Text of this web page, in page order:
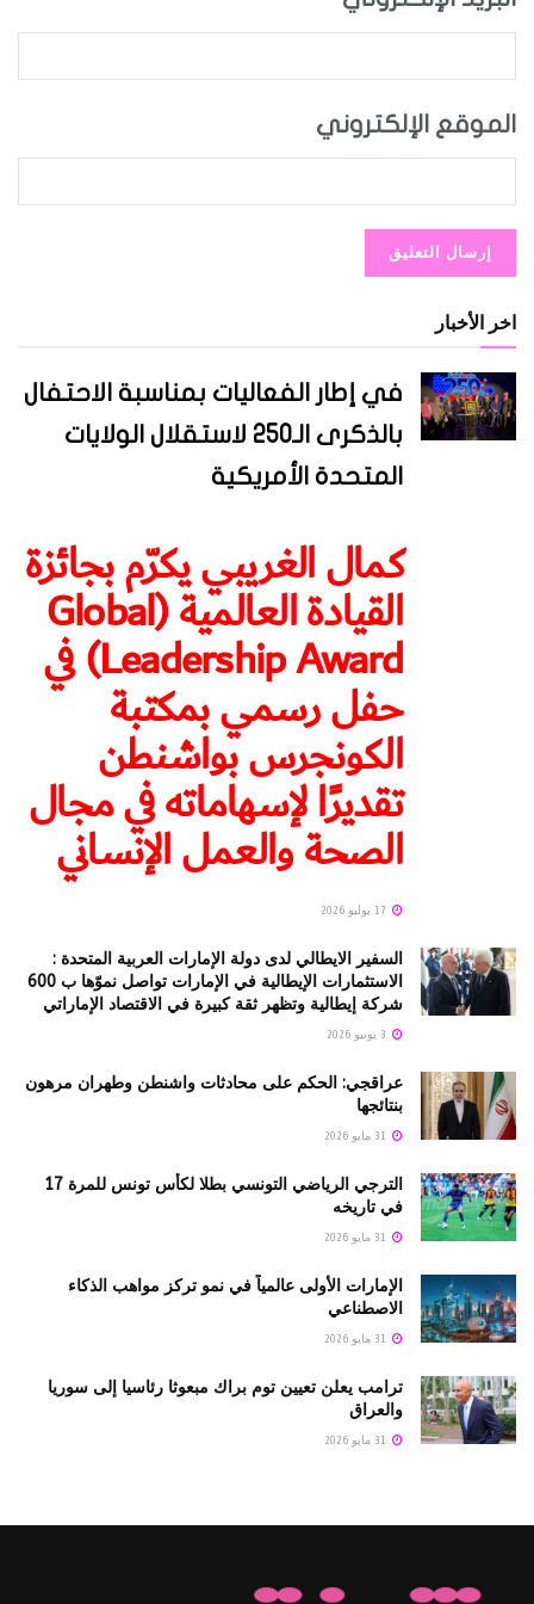
الإلكتروني
في إطار الفعاليات بمناسبة الاحتفال
بالذكرى الـ250 لاستقلال الولايات
المتحدة الأمريكية
كمال الغريبي يكرّم بجائزة
القيادة العالمية (Global
Leadership Award) في
حفل رسمي بمكتبة
الكونجرس بواشنطن
تقديرًا لإسهاماته في مجال
الصحة والعمل الإنساني
السفير الايطالي لدى دولة الإمارات العربية المتحدة :
الاستثمارات الإيطالية في الإمارات تواصل نموّها ب 600
شركة إيطالية وتظهر ثقة كبيرة في الاقتصاد الإماراتي
عراقجي: الحكم على محادثات واشنطن وطهران مرهون
بنتائجها
31 مايو 2026
الترجي الرياضي التونسي بطلا لكأس تونس للمرة 17
في تاريخه
31 مايو 2026
الإمارات الأولى عالمياً في نمو تركز مواهب الذكاء
الاصطناعي
31 مايو 2026
ترامب يعلن تعيين توم براك مبعوثا رئاسيا إلى سوريا
والعراق
31 مايو 2026